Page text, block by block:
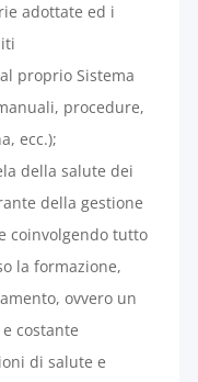
adottate ed i
proprio Sistema
procedure,
ecc.);
della salute dei
della gestione
coinvolgendo tutto
la formazione,
ovvero un
costante
di salute e